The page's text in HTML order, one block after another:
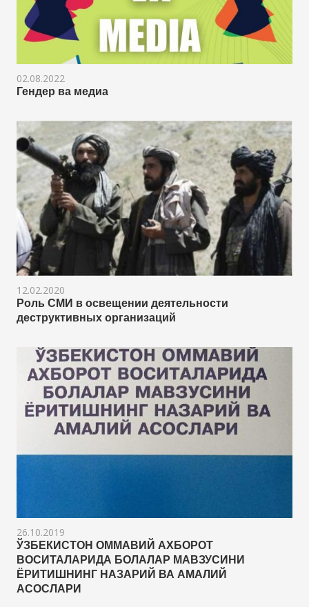
02.08.2022
Гендер ва медиа
12.02.2020
Роль СМИ в освещении деятельности
деструктивных организаций
26.10.2019
ЎЗБЕКИСТОН ОММАВИЙ АХБОРОТ
ВОСИТАЛАРИДА БОЛАЛАР МАВЗУСИНИ
ЁРИТИШНИНГ НАЗАРИЙ ВА АМАЛИЙ
АСОСЛАРИ